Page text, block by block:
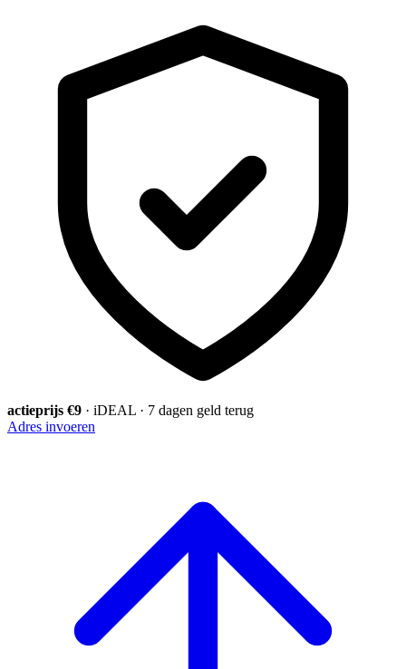
actieprijs €9 · iDEAL · 7 dagen geld terug
Adres invoeren